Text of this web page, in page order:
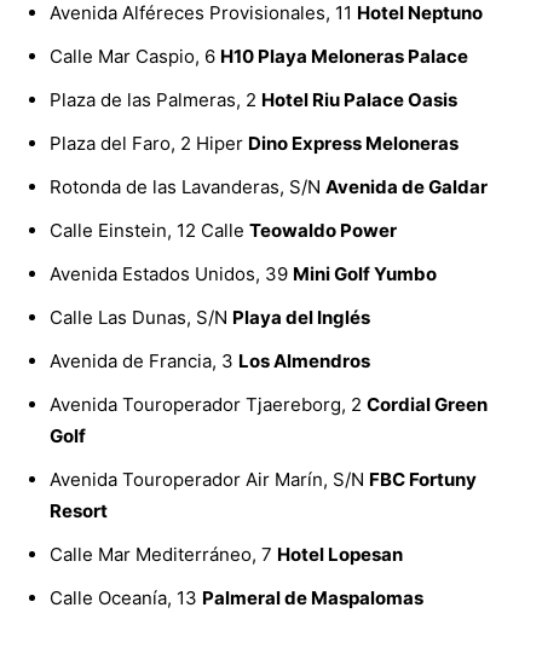
Avenida Alféreces Provisionales, 11 Hotel Neptuno
Calle Mar Caspio, 6 H10 Playa Meloneras Palace
Plaza de las Palmeras, 2 Hotel Riu Palace Oasis
Plaza del Faro, 2 Hiper Dino Express Meloneras
Rotonda de las Lavanderas, S/N Avenida de Galdar
Calle Einstein, 12 Calle Teowaldo Power
Avenida Estados Unidos, 39 Mini Golf Yumbo
Calle Las Dunas, S/N Playa del Inglés
Avenida de Francia, 3 Los Almendros
Avenida Touroperador Tjaereborg, 2 Cordial Green
Golf
Avenida Touroperador Air Marín, S/N FBC Fortuny
Resort
Calle Mar Mediterráneo, 7 Hotel Lopesan
Calle Oceanía, 13 Palmeral de Maspalomas